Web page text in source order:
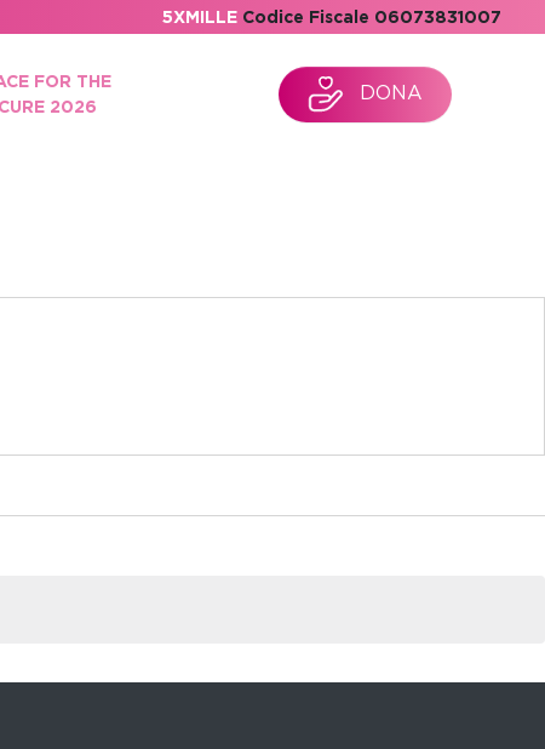
5XMILLE Codice Fiscale 06073831007
FOR THE
CURE 2026
DONA